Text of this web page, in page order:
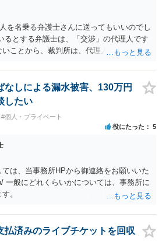
を名乗る弁護士さんに送ってもいいのでし
るとする弁護士は、「交渉」の代理人です
ことから、裁判所は、代理人宛ての訴状
）の住所で訴状を作成提出し、裁判所に
知らせると（訴状の記載内容から明らかな
人弁護士に事前連絡し、引き続き訴訟も
受任の意志が明らかになったところで、
く、代理人に訴状の受領を促すこともあ
でしか証拠がないと、実際の本人性が明ら
弁護士（２０万円の請求で代理人弁護士
すが）も住所は明らかにしないでしょ
振込先などの情報）から、相手の住所等の
ないように思えます。 以上、ご参考まで。
なしによる漏水被害、130万円
したい
#個人・プライベート
役にたった 5
は、当事務所HPから御連絡をお願いいた
一般にどれくらいかについては、事務所に
。
払済みのライブチケットを回収